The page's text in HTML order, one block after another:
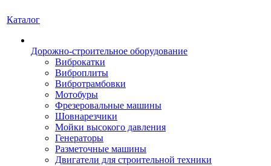
Каталог
Дорожно-строительное оборудование
Виброкатки
Виброплиты
Вибротрамбовки
Мотобуры
Фрезеровальные машины
Шовнарезчики
Мойки высокого давления
Генераторы
Разметочные машины
Двигатели для строительной техники